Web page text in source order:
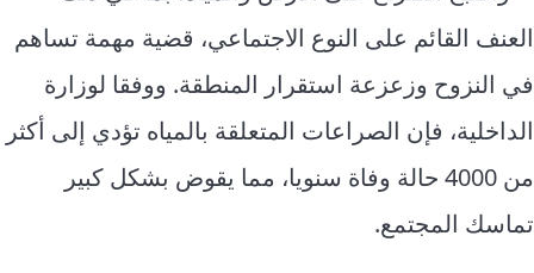
العنف القائم على النوع الاجتماعي، قضية مهمة تساهم
في النزوح وزعزعة استقرار المنطقة. ووفقا لوزارة
الداخلية، فإن الصراعات المتعلقة بالمياه تؤدي إلى أكثر
من 4000 حالة وفاة سنويا، مما يقوض بشكل كبير
تماسك المجتمع.